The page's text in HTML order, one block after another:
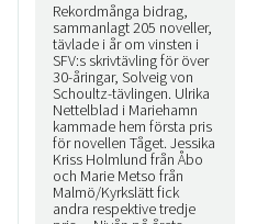
Rekordmånga bidrag,
sammanlagt 205 noveller,
tävlade i år om vinsten i
SFV:s skrivtävling för över
30-åringar, Solveig von
Schoultz-tävlingen. Ulrika
Nettelblad i Mariehamn
kammade hem första pris
för novellen Tåget. Jessika
Kriss Holmlund från Åbo
och Marie Metso från
Malmö/Kyrkslätt fick
andra respektive tredje